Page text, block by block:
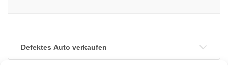
Defektes Auto verkaufen